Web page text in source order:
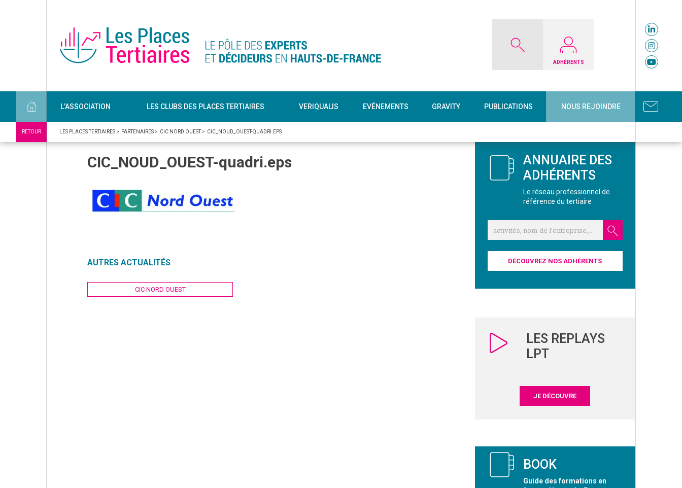
ADHÉRENTS
L’ASSOCIATION LES CLUBS DES PLACES TERTIAIRES VERIQUALIS EVÉNEMENTS GRAVITY PUBLICATIONS NOUS REJOINDRE
RETOUR LES PLACES TERTIAIRES > PARTENAIRES > CIC NORD OUEST> CIC_NOUD_OUEST-QUADRI.EPS
CIC_NOUD_OUEST-quadri.eps
AUTRES ACTUALITÉS
NavigationCIC NORD OUEST
ANNUAIRE DES
ADHÉRENTS
Le réseau professionnel de
référence du tertiaire
DÉCOUVREZ NOS ADHÉRENTS
LES REPLAYS
LPT
JE DÉCOUVRE
BOOK
Guide des formations en